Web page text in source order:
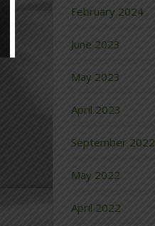
February 2024
June 2023
May 2023
April 2023
September 2022
May 2022
April 2022